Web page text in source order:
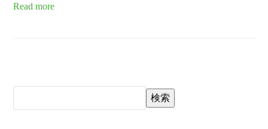
Read more
検索